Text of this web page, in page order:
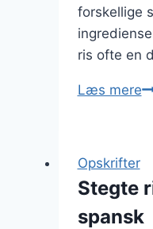
forskellige
ris ofte en
Læs mere
Opskrifter
Stegte
spansk